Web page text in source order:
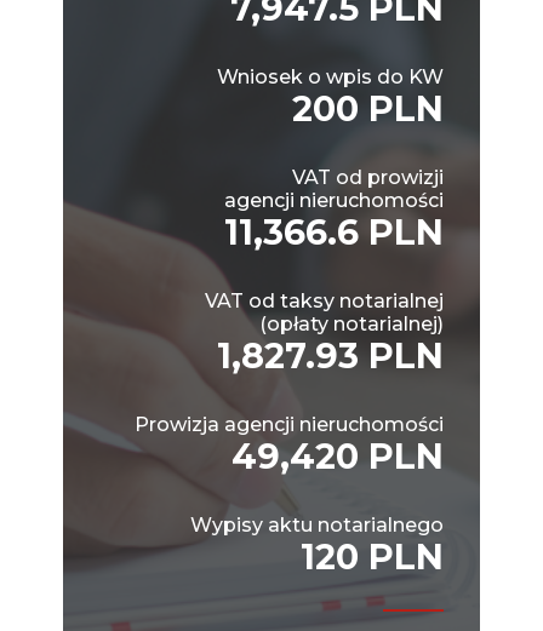
Wniosek o wpis do KW
200 PLN
VAT od prowizji
agencji nieruchomości
11,366.6 PLN
VAT od taksy notarialnej
(opłaty notarialnej)
1,827.93 PLN
Prowizja agencji nieruchomości
49,420 PLN
Wypisy aktu notarialnego
120 PLN